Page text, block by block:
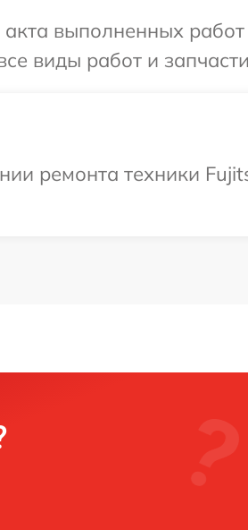
выполненных
виды работ и
ремонта техники